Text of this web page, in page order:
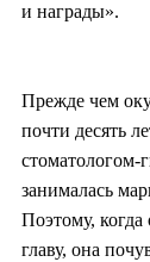
и награды».
Прежде чем
почти десять
стоматологом-
занималась
Поэтому, когда
главу, она